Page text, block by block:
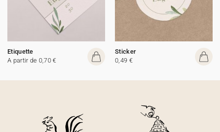
Etiquette
A partir de 0,70 €
Sticker
0,49 €